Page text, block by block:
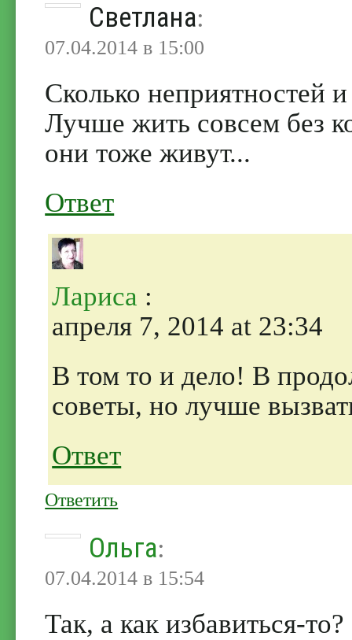
Светлана:
07.04.2014 в 15:00
Сколько неприятностей
Лучше жить совсем без
они тоже живут...
Ответ
Лариса :
апреля 7, 2014 at 23:34
В том то и дело! В
советы, но лучше
Ответ
Ответить
Ольга:
07.04.2014 в 15:54
Так, а как избавиться-то?